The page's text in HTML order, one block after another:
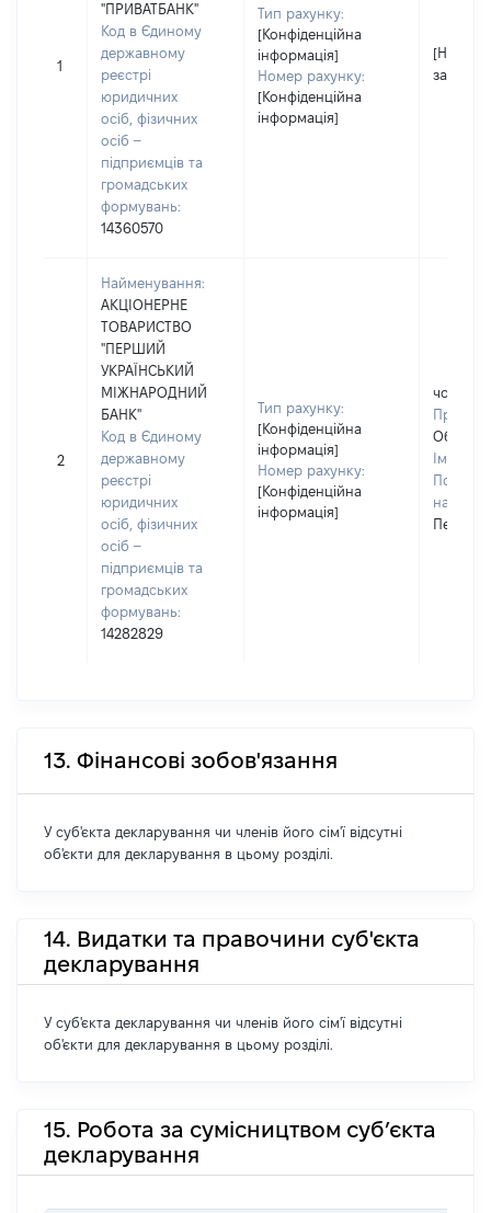
1
"ПРИВАТБАНК"
Код в Єдиному
державному
реєстрі
юридичних
осіб, фізичних
осіб –
підприємців та
громадських
формувань:
14360570
Тип рахунку:
[Конфіденційна
інформація]
Номер рахунку:
[Конфіденційна
інформація]
[Не
2
Найменування:
АКЦІОНЕРНЕ
ТОВАРИСТВО
"ПЕРШИЙ
УКРАЇНСЬКИЙ
МІЖНАРОДНИЙ
БАНК"
Код в Єдиному
державному
реєстрі
юридичних
осіб, фізичних
осіб –
підприємців та
громадських
формувань:
14282829
Тип рахунку:
[Конфіденційна
інформація]
Номер рахунку:
[Конфіденційна
інформація]
чоловік
Ім'я:
По
13. Фінансові зобов'язання
У суб'єкта декларування чи членів його сім'ї відсутні
об'єкти для декларування в цьому розділі.
14. Видатки та правочини суб'єкта
декларування
У суб'єкта декларування чи членів його сім'ї відсутні
об'єкти для декларування в цьому розділі.
15. Робота за сумісництвом суб’єкта
декларування